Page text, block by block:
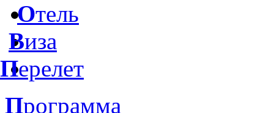
Отель
Виза
Перелет
Программа